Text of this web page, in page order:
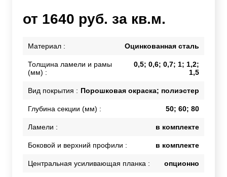
от 1640 руб. за кв.м.
Материал : Оцинкованная сталь
Толщина ламели и рамы
(мм) :
0,5; 0,6; 0,7; 1; 1,2;
1,5
Вид покрытия : Порошковая окраска; полиэстер
Глубина секции (мм) : 50; 60; 80
Ламели : в комплекте
Боковой и верхний профили : в комплекте
Центральная усиливающая планка : опционно